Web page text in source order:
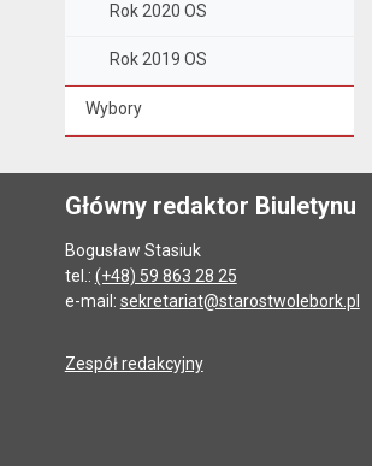
Rok 2020 OS
Rok 2019 OS
Wybory
Główny redaktor Biuletynu
Bogusław Stasiuk
tel.: (+48) 59 863 28 25
e-mail: sekretariat@starostwolebork.pl
Zespół redakcyjny